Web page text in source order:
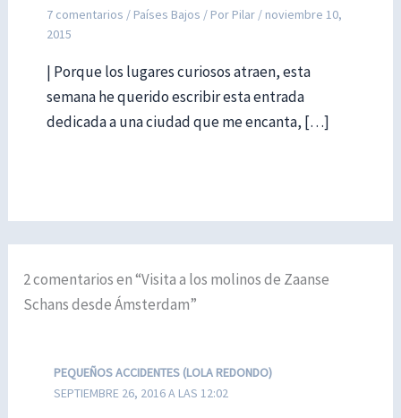
7 comentarios / Países Bajos / Por Pilar / noviembre 10,
2015
| Porque los lugares curiosos atraen, esta
semana he querido escribir esta entrada
dedicada a una ciudad que me encanta, […]
2 comentarios en “Visita a los molinos de Zaanse
Schans desde Ámsterdam”
PEQUEÑOS ACCIDENTES (LOLA REDONDO)
SEPTIEMBRE 26, 2016 A LAS 12:02